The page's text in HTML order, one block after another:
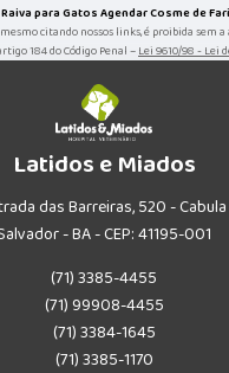
para Gatos Agendar Cosme de
citando nossos links, é proibida sem
184 do Código Penal –Lei 9610/98 - Lei
Latidos e Miados
das Barreiras, 520 - Cabula
- BA - CEP: 41195-001
(71) 3385-4455
(71) 99908-4455
(71) 3384-1645
(71) 3385-1170